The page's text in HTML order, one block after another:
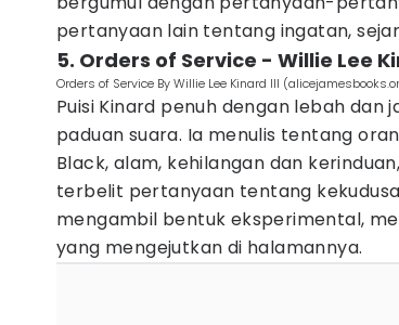
pertanyaan lain tentang ingatan,
5. Orders of Service - Willie Lee
Orders of Service By Willie Lee Kinard III
Puisi Kinard penuh dengan lebah dan
paduan suara. Ia menulis tentang
Black, alam, kehilangan dan
terbelit pertanyaan tentang
mengambil bentuk eksperimental,
yang mengejutkan di halamannya.